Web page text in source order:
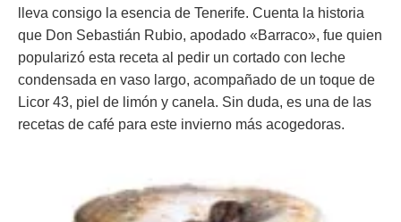
lleva consigo la esencia de Tenerife. Cuenta la historia
que Don Sebastián Rubio, apodado «Barraco», fue quien
popularizó esta receta al pedir un cortado con leche
condensada en vaso largo, acompañado de un toque de
Licor 43, piel de limón y canela. Sin duda, es una de las
recetas de café para este invierno más acogedoras.